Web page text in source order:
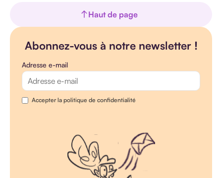
Haut de page
Abonnez-vous à notre newsletter !
Adresse e-mail
Accepter la politique de confidentialité